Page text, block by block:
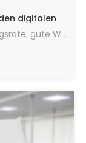
digitalen
40gsm Sublimationspapier, Übertragungsrate, gute Wärmeübertragungswirkung, die maximale Menge an Tinte, schnelle Trocknungsgeschwindigkeit, laufend in gutem Zustand.